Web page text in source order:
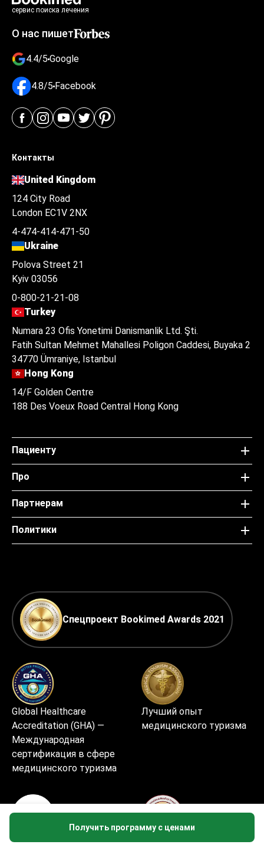
Получить программу с ценами
сервис поиска лечения
О нас пишет
4.4/5 Google
4.8/5 Facebook
Контакты
United Kingdom
124 City Road
London EC1V 2NX
4-474-414-471-50
Ukraine
Polova Street 21
Kyiv 03056
0-800-21-21-08
Turkey
Numara 23 Ofis Yonetimi Danismanlik Ltd. Şti.
Fatih Sultan Mehmet Mahallesi Poligon Caddesi, Buyaka 2
34770 Ümraniye, Istanbul
Hong Kong
14/F Golden Centre
188 Des Voeux Road Central Hong Kong
Пациенту
Про
Партнерам
Политики
Спецпроект Bookimed Awards 2021
Global Healthcare
Accreditation (GHA) —
Международная
сертификация в сфере
медицинского туризма
Лучший опыт
медицинского туризма
Лучший медицинский Превосходный опыт